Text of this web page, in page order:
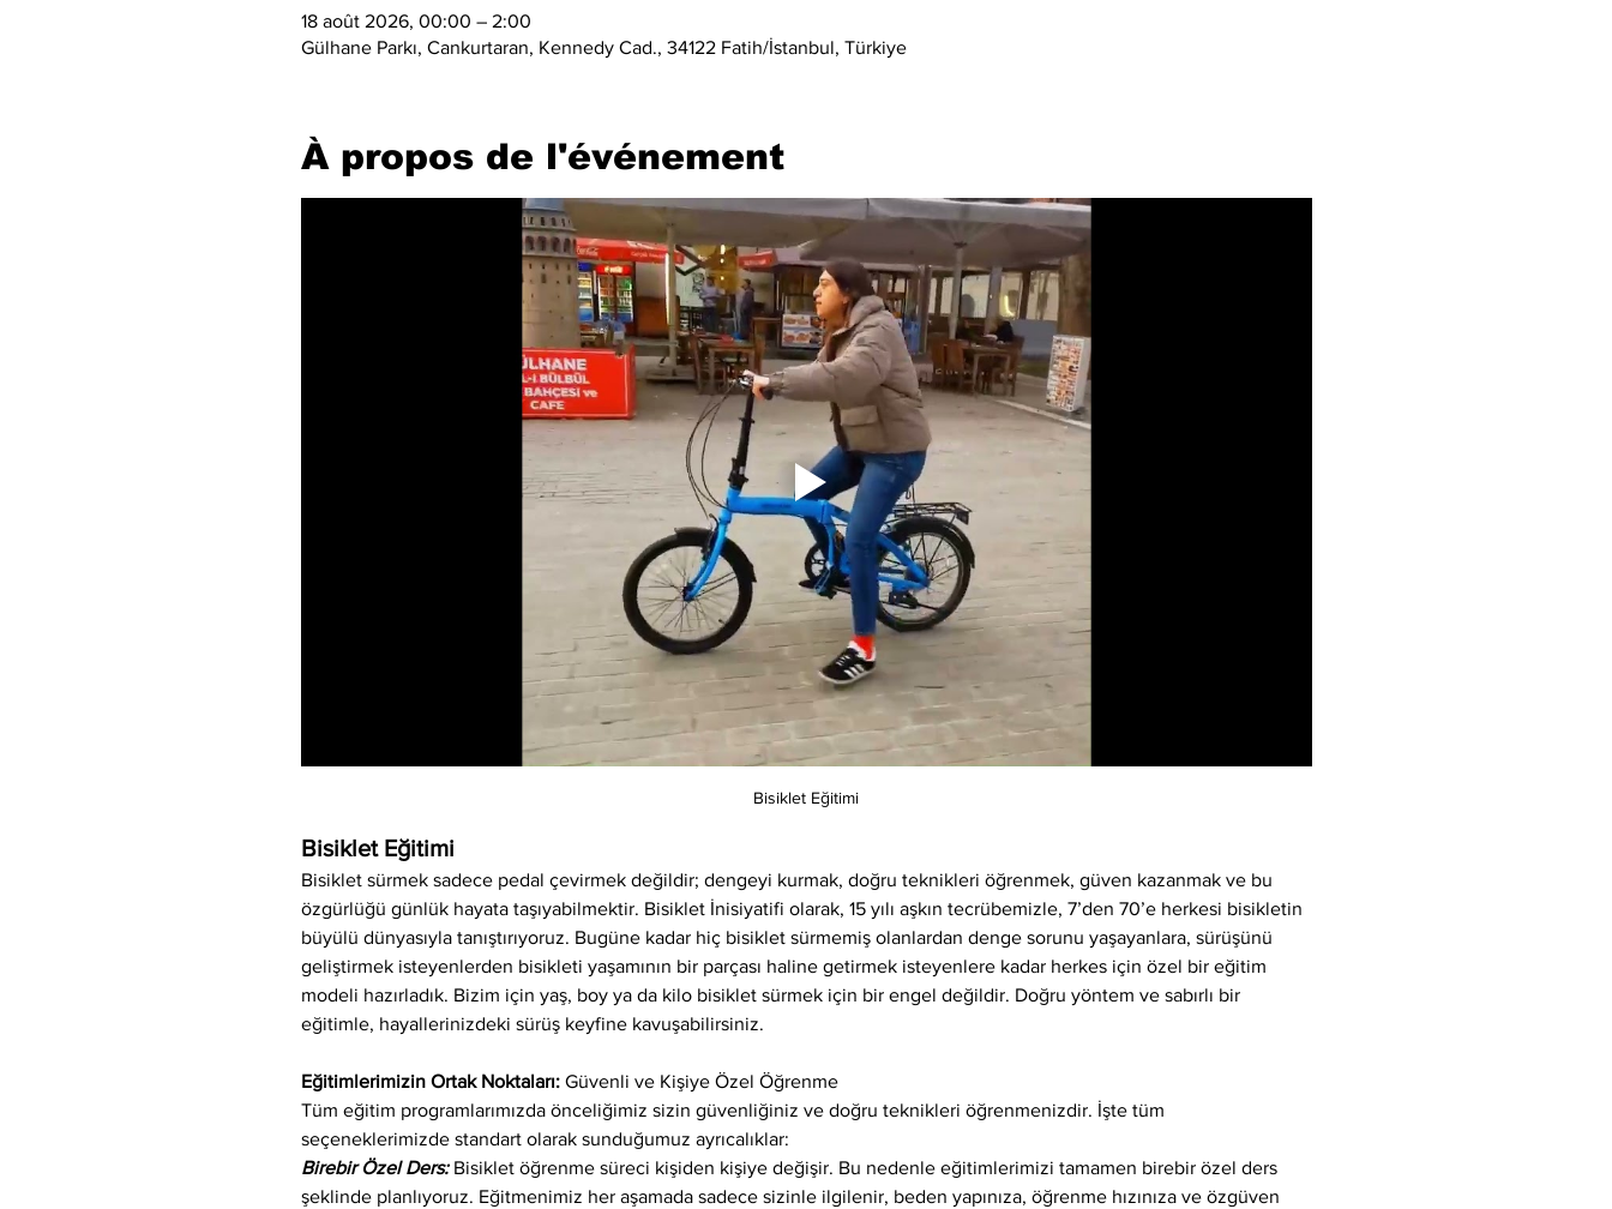
18 août 2026, 00:00 – 2:00
Gülhane Parkı, Cankurtaran, Kennedy Cad., 34122 Fatih/İstanbul, Türkiye
À propos de l'événement
Bisiklet Eğitimi
Bisiklet Eğitimi
Bisiklet sürmek sadece pedal çevirmek değildir; dengeyi kurmak, doğru teknikleri öğrenmek, güven kazanmak ve bu
özgürlüğü günlük hayata taşıyabilmektir. Bisiklet İnisiyatifi olarak, 15 yılı aşkın tecrübemizle, 7’den 70’e herkesi bisikletin
büyülü dünyasıyla tanıştırıyoruz. Bugüne kadar hiç bisiklet sürmemiş olanlardan denge sorunu yaşayanlara, sürüşünü
geliştirmek isteyenlerden bisikleti yaşamının bir parçası haline getirmek isteyenlere kadar herkes için özel bir eğitim
modeli hazırladık. Bizim için yaş, boy ya da kilo bisiklet sürmek için bir engel değildir. Doğru yöntem ve sabırlı bir
eğitimle, hayallerinizdeki sürüş keyfine kavuşabilirsiniz.
Eğitimlerimizin Ortak Noktaları: Güvenli ve Kişiye Özel Öğrenme
Tüm eğitim programlarımızda önceliğimiz sizin güvenliğiniz ve doğru teknikleri öğrenmenizdir. İşte tüm
seçeneklerimizde standart olarak sunduğumuz ayrıcalıklar:
Birebir Özel Ders: Bisiklet öğrenme süreci kişiden kişiye değişir. Bu nedenle eğitimlerimizi tamamen birebir özel ders
şeklinde planlıyoruz. Eğitmenimiz her aşamada sadece sizinle ilgilenir, beden yapınıza, öğrenme hızınıza ve özgüven